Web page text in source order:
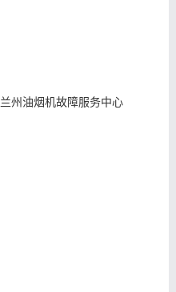
兰州油烟机故障服务中心